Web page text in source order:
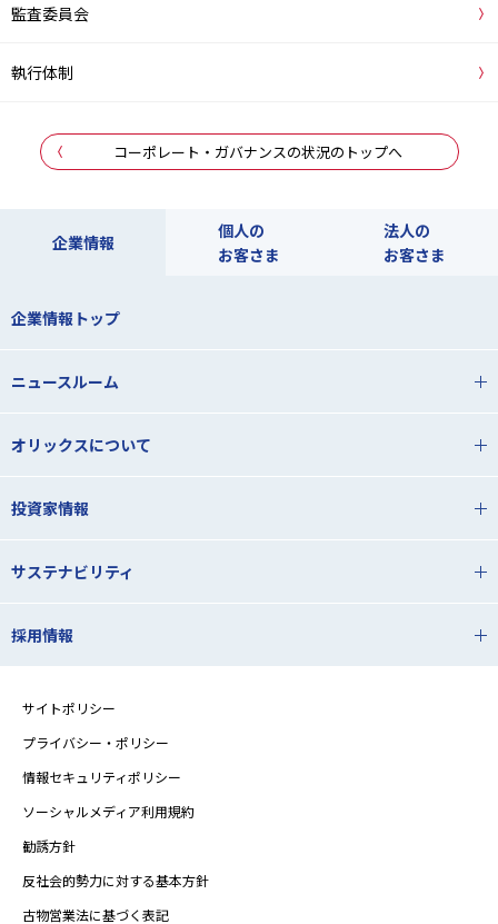
監査委員会
執行体制
コーポレート・ガバナンスの状況のトップへ
企業情報
個人の
お客さま
法人の
お客さま
企業情報トップ
ニュースルーム
オリックスについて
投資家情報
サステナビリティ
採用情報
サイトポリシー
プライバシー・ポリシー
情報セキュリティポリシー
ソーシャルメディア利用規約
勧誘方針
反社会的勢力に対する基本方針
古物営業法に基づく表記